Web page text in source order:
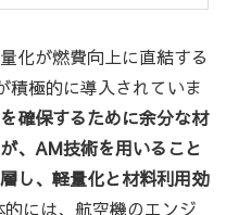
化が燃費向上に直結する
積極的に導入されていま
確保するために余分な材
、AM技術を用いること
し、軽量化と材料利用効
的には、航空機のエンジ